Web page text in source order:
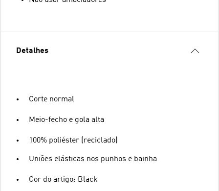
Detalhes
Corte normal
Meio-fecho e gola alta
100% poliéster (reciclado)
Uniões elásticas nos punhos e bainha
Cor do artigo: Black